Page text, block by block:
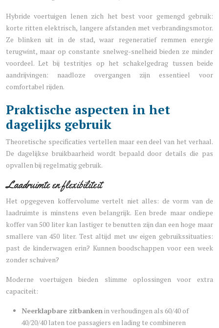
Hybride voertuigen lenen zich het best voor gemengd gebruik:
korte ritten elektrisch, langere afstanden met verbrandingsmotor.
Ze blinken uit in de stad, waar regeneratief remmen energie
terugwint, maar op constante snelweg-snelheid bieden ze minder
voordeel. Let bij testritjes op het schakelgedrag tussen beide
aandrijvingen: naadloze overgangen zijn essentieel voor
comfortabel rijden.
Praktische aspecten in het
dagelijks gebruik
Theoretische specificaties vertellen maar een deel van het verhaal.
De dagelijkse bruikbaarheid wordt bepaald door details die pas
opvallen bij regelmatig gebruik.
Laadruimte en flexibiliteit
Het opgegeven koffervolume vertelt niet alles: de vorm van de
laadruimte is minstens even belangrijk. Een brede maar ondiepe
koffer van 500 liter kan lastiger te benutten zijn dan een hoge maar
smallere van 450 liter. Test altijd met uw eigen gebruikssituaties:
past de kinderwagen erin? Kunnen boodschappen voor een week
zonder schuiven?
Moderne voertuigen bieden slimme oplossingen voor extra
capaciteit:
Neerklapbare zitbankenin verhoudingen als 60/40 of
40/20/40 laten toe passagiers en lading te combineren